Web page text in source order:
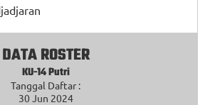
DATA ROSTER
KU-14 Putri
Tanggal Daftar :
30 Jun 2024